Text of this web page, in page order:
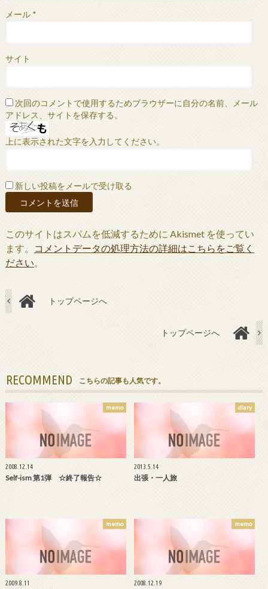
メール *
サイト
次回のコメントで使用するためブラウザーに自分の名前、メール
アドレス、サイトを保存する。
上に表示された文字を入力してください。
新しい投稿をメールで受け取る
このサイトはスパムを低減するために Akismet を使ってい
ます。
コメントデータの処理方法の詳細はこちらをご覧く
ださい。
トップページへ
トップページへ
RECOMMEND こちらの記事も人気です。
memo
2008.12.14
Self-ism 第1弾 ☆終了報告☆
diary
2013.5.14
出張・一人旅
memo
2009.8.11
memo
2008.12.19